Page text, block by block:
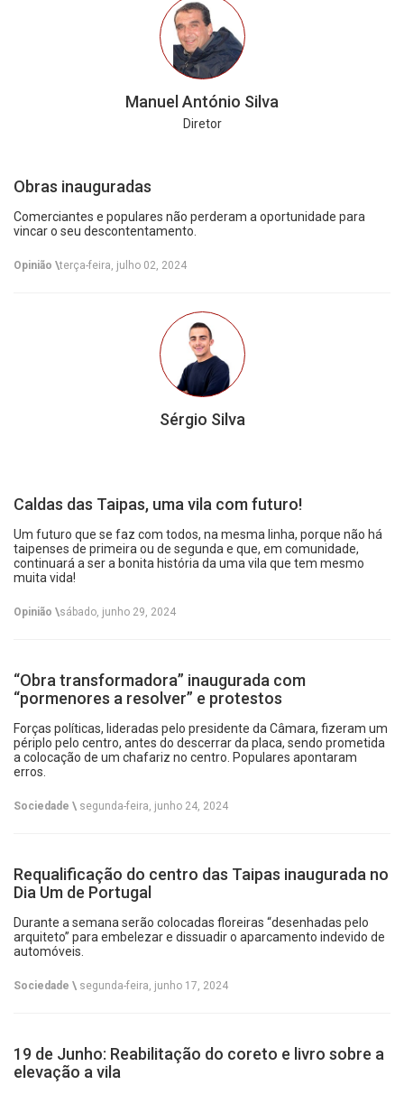
Manuel António Silva
Diretor
Obras inauguradas
Comerciantes e populares não perderam a oportunidade para
vincar o seu descontentamento.
Opinião \terça-feira, julho 02, 2024
Sérgio Silva
Caldas das Taipas, uma vila com futuro!
Um futuro que se faz com todos, na mesma linha, porque não há
taipenses de primeira ou de segunda e que, em comunidade,
continuará a ser a bonita história da uma vila que tem mesmo
muita vida!
Opinião \sábado, junho 29, 2024
“Obra transformadora” inaugurada com
“pormenores a resolver” e protestos
Forças políticas, lideradas pelo presidente da Câmara, fizeram um
périplo pelo centro, antes do descerrar da placa, sendo prometida
a colocação de um chafariz no centro. Populares apontaram
erros.
Sociedade \ segunda-feira, junho 24, 2024
Requalificação do centro das Taipas inaugurada no
Dia Um de Portugal
Durante a semana serão colocadas floreiras “desenhadas pelo
arquiteto” para embelezar e dissuadir o aparcamento indevido de
automóveis.
Sociedade \ segunda-feira, junho 17, 2024
19 de Junho: Reabilitação do coreto e livro sobre a
elevação a vila